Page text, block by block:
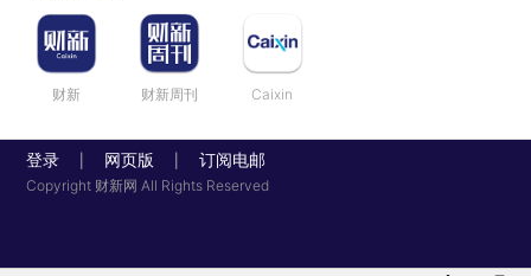
财新 财新周刊 Caixin
登录 网页版 订阅电邮
Copyright 财新网 All Rights Reserved